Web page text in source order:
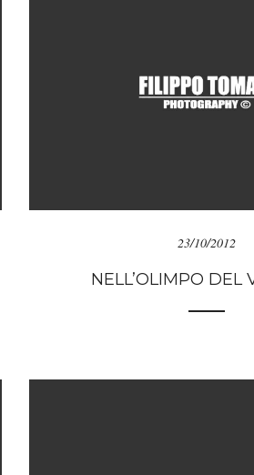
23/10/2012
NELL’OLIMPO DEL